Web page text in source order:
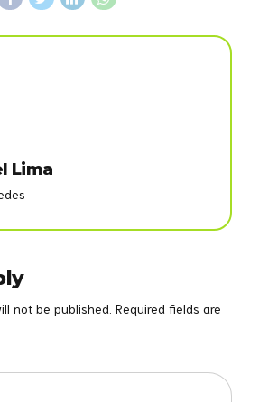
Lima
not be published. Required fields are